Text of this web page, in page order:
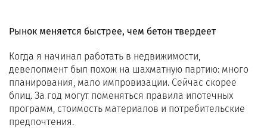
Рынок меняется быстрее, чем бетон твердеет
Когда я начинал работать в недвижимости,
девелопмент был похож на шахматную партию: много
планирования, мало импровизации. Сейчас скорее
блиц. За год могут поменяться правила ипотечных
программ, стоимость материалов и потребительские
предпочтения.